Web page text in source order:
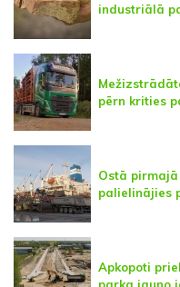
industriālā
pērn krities
Ostā
palielinājies
Apkopoti
parka jauno